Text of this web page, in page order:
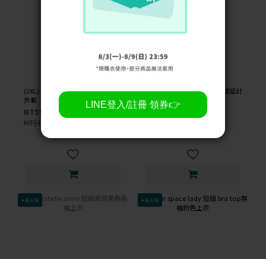
(2XL) rue xi 毛毛連帽兔耳朵白色
外套
NT$99
NT$1,000
(M) the madre 西裝撞色車線設計
灰色外套
NT$99
✦新上架 ✦新上架